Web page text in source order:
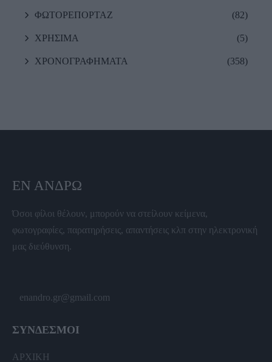
ΦΩΤΟΡΕΠΟΡΤΑΖ (82)
ΧΡΗΣΙΜΑ (5)
ΧΡΟΝΟΓΡΑΦΗΜΑΤΑ (358)
ΕΝ ΆΝΔΡΩ
Όσοι φίλοι θέλουν, μπορούν να στείλουν κείμενα,
φωτογραφίες, παρατηρήσεις, απαντήσεις κλπ στην ηλεκτρονική
μας διεύθυνση.
enandro.gr@gmail.com
ΣΥΝΔΕΣΜΟΙ
ΑΡΧΙΚΗ